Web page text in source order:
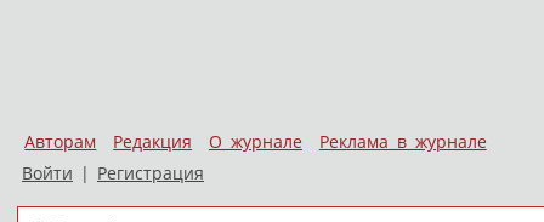
Авторам Редакция О журнале
Реклама в журнале
Войти | Регистрация